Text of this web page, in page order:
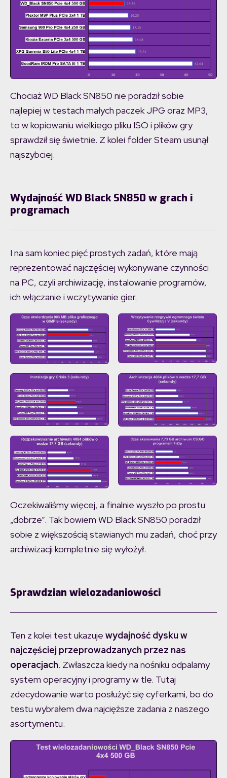
Chociaż WD Black SN850 nie poradził sobie
najlepiej w testach małych paczek JPG oraz MP3,
to w kopiowaniu wielkiego pliku ISO i plików gry
sprawdził się świetnie. Z kolei folder Steam usunął
najszybciej.
Wydajność WD Black SN850 w grach i
programach
I na sam koniec pięć prostych zadań, które mają
reprezentować najczęściej wykonywane czynności
na PC, czyli archiwizację, instalowanie programów,
ich włączanie i wczytywanie gier.
Oczekiwaliśmy więcej, a finalnie wyszło po prostu
„dobrze”. Tak bowiem WD Black SN850 poradził
sobie z większością stawianych mu zadań, choć przy
archiwizacji kompletnie się wyłożył.
Sprawdzian wielozadaniowości
Ten z kolei test ukazuje wydajność dysku w
najczęściej przeprowadzanych przez nas
operacjach. Zwłaszcza kiedy na nośniku odpalamy
system operacyjny i programy w tle. Tutaj
zdecydowanie warto posłużyć się cyferkami, bo do
testu wybrałem dwa najcięższe zadania z naszego
asortymentu.